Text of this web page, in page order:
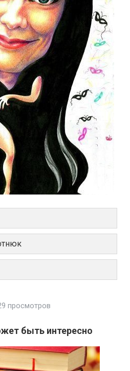
просмотров
быть интересно